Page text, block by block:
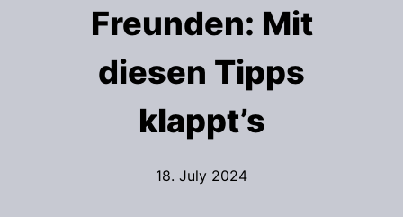
Freunden: Mit
diesen Tipps
klappt’s
18. July 2024